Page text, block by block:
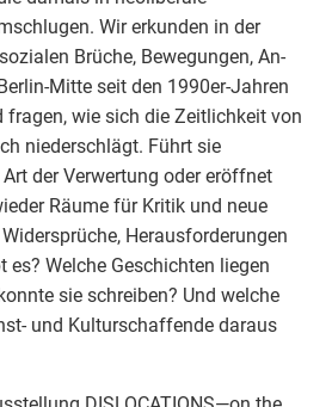
Wir erkunden in der
Brüche, Bewegungen, An-
Mitte seit den 1990er-Jahren
wie sich die Zeitlichkeit von
niederschlägt. Führt sie
der Verwertung oder eröffnet
Räume für Kritik und neue
Herausforderungen
Welche Geschichten liegen
sie schreiben? Und welche
und Kulturschaffende daraus